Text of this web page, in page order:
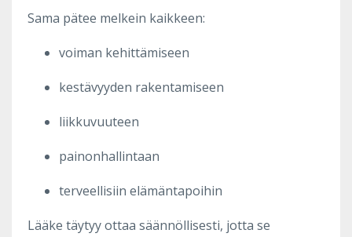
Sama pätee melkein kaikkeen:
voiman kehittämiseen
kestävyyden rakentamiseen
liikkuvuuteen
painonhallintaan
terveellisiin elämäntapoihin
Lääke täytyy ottaa säännöllisesti, jotta se